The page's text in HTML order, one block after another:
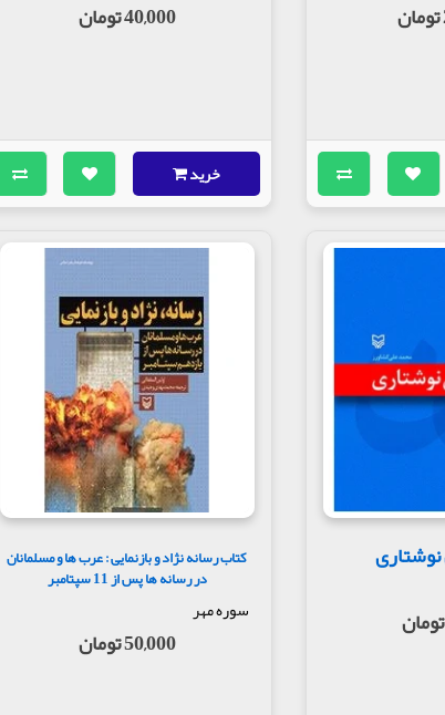
40,000 تومان
خرید
کتاب رسانه نژاد و بازنمایی : عرب ها و مسلمانان
در رسانه ها پس از 11 سپتامبر
سوره مهر
50,000 تومان